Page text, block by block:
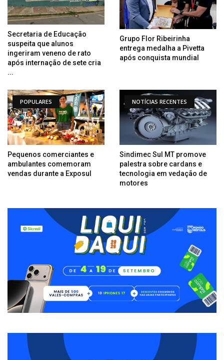
Secretaria de Educação
suspeita que alunos
ingeriram veneno de rato
após internação de sete cria
...
Grupo Flor Ribeirinha
entrega medalha a Pivetta
após conquista mundial
POPULARES
Pequenos comerciantes e
ambulantes comemoram
vendas durante a Exposul
NOTÍCIAS RECENTES
Sindimec Sul MT promove
palestra sobre cardans e
tecnologia em vedação de
motores